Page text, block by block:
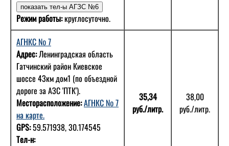
Режим работы:круглосуточно.
АГНКС № 7
Адрес:Ленинградская область
Гатчинский район Киевское
шоссе 43км дом1 (по объездной
дороге за АЗС 'ПТК').
Месторасположение:АГНКС № 7
на карте.
GPS:59.571938, 30.174545
Тел-н:
35,34
руб./литр.
38,00
руб./литр.